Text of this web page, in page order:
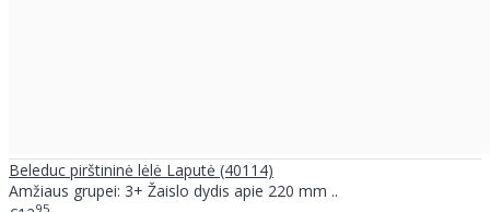
Beleduc pirštininė lėlė Laputė (40114)
Amžiaus grupei: 3+ Žaislo dydis apie 220 mm ..